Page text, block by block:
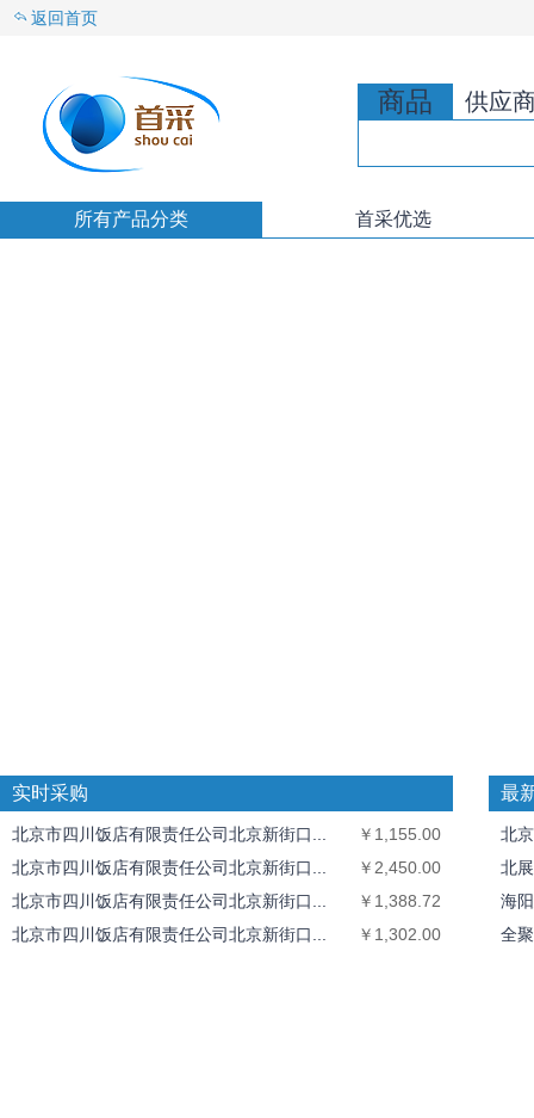
返回首页
商品 供应
所有产品分类 首采优选
实时采购
北京市四川饭店有限责任公司北京新街口...
￥1,155.00
北京市四川饭店有限责任公司北京新街口...
￥2,450.00
北京市四川饭店有限责任公司北京新街口...
￥1,388.72
北京市四川饭店有限责任公司北京新街口...
￥1,302.00
最
北
北
海
全